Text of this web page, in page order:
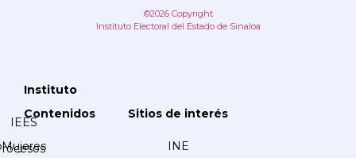
©2026 Copyright
Instituto Electoral del Estado de Sinaloa
Instituto
IEES
Contenidos
Mujeres
Sitios de interés
INE